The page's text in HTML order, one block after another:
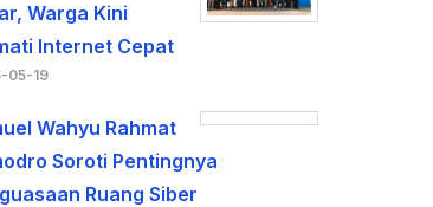
Warga Kini
Internet Cepat
05-19
Wahyu Rahmat
Soroti Pentingnya
Ruang Siber